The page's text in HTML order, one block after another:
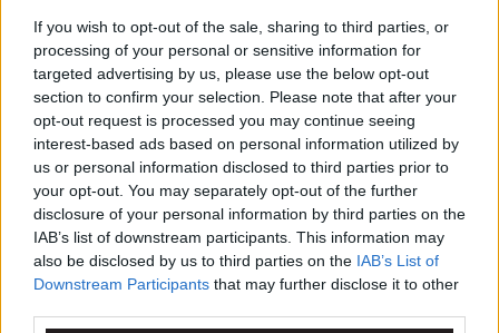
If you wish to opt-out of the sale, sharing to third parties, or
processing of your personal or sensitive information for
targeted advertising by us, please use the below opt-out
section to confirm your selection. Please note that after your
opt-out request is processed you may continue seeing
interest-based ads based on personal information utilized by
us or personal information disclosed to third parties prior to
your opt-out. You may separately opt-out of the further
disclosure of your personal information by third parties on the
IAB’s list of downstream participants. This information may
also be disclosed by us to third parties on the IAB’s List of
Downstream Participants that may further disclose it to other
Η ΑΕΚΑΡΑ του Ματίας Αλμέδα κέρδισε (0-5) στο τελευταίο φιλικό
επί Ολλανδικού εδάφους απέναντι στην πιο έτοιμη Σαχτάρ
Ντόνετσκ χάρη σε τρία τέρματα του Γκαρσία...
Διαβάστε περισσότερα
09.7
15:25